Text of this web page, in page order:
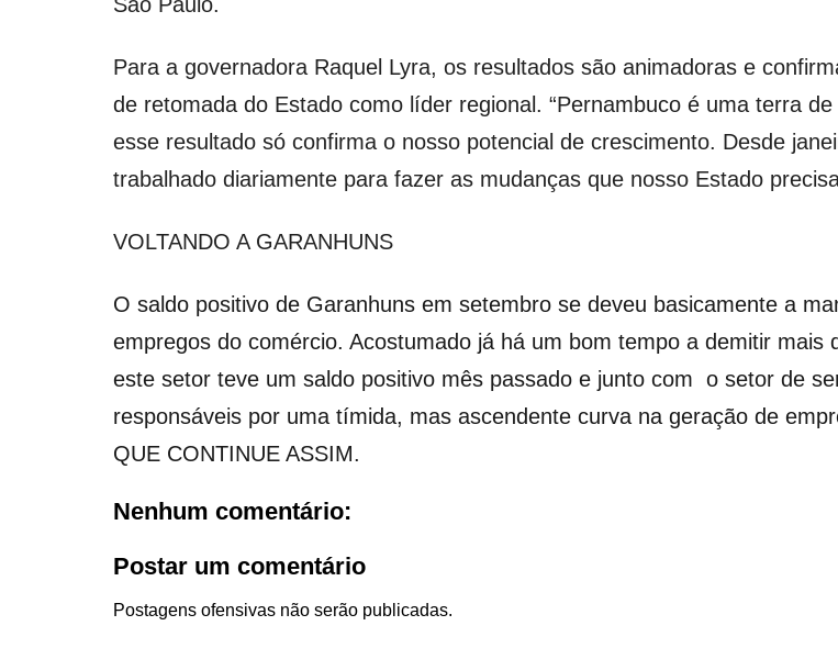
Para a governadora Raquel Lyra, os resultados são animadoras e
de retomada do Estado como líder regional. “Pernambuco é uma terra
esse resultado só confirma o nosso potencial de crescimento. Desde
trabalhado diariamente para fazer as mudanças que nosso Estado
VOLTANDO A GARANHUNS
O saldo positivo de Garanhuns em setembro se deveu basicamente a
empregos do comércio. Acostumado já há um bom tempo a demitir mais
este setor teve um saldo positivo mês passado e junto com o setor de
responsáveis por uma tímida, mas ascendente curva na geração de
QUE CONTINUE ASSIM.
Nenhum comentário:
Postar um comentário
Postagens ofensivas não serão publicadas.